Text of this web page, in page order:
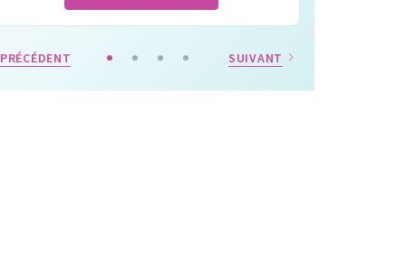
PRÉCÉDENT SUIVANT